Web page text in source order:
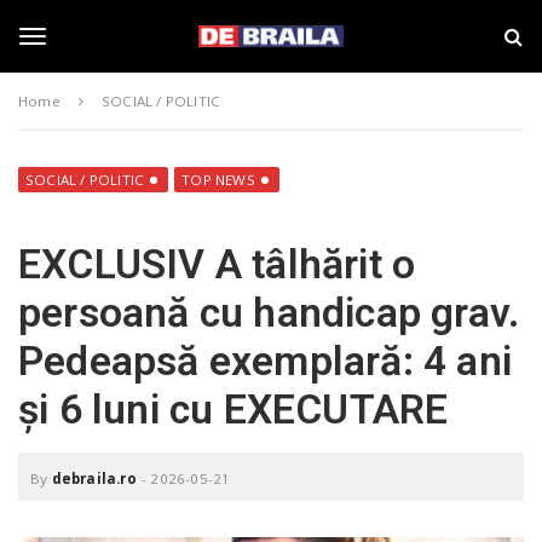
g
l
e
i
a
a
–
d
e
b
r
a
i
a
Home SOCIAL / POLITIC
SOCIAL / POLITIC TOP NEWS
EXCLUSIV A tâlhărit o
persoană cu handicap grav.
Pedeapsă exemplară: 4 ani
și 6 luni cu EXECUTARE
By debraila.ro - 2026-05-21